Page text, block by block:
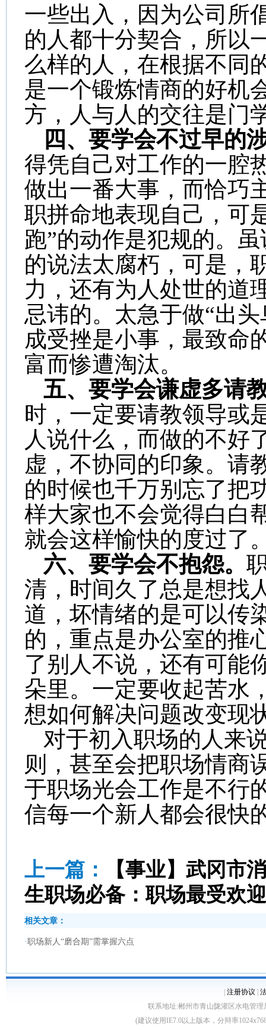
一些出入，因为公司所
的人都十分契合，所以
么样的人，在根据不同
是一个锻炼情商的好机
方，人与人的交往是门
四、要学会不过早的
得凭自己对工作的一腔
做出一番大事，而恰巧
职拼命地表现自己，可
跑”的动作是犯规的。
的说法太腐朽，可是，
力，还有为人处世的道
忌讳的。太急于做“出
成受挫是小事，最致命
富而惨遭淘汰。
五、要学会谦虚多请
时，一定要请教领导或
人说什么，而做的不好
虚，不协同的印象。请
的时候也千万别忘了把
样大家也不会觉得白白
就会这样愉快的度过了
六、要学会不抱怨。
清，时间久了总是想找
道，坏情绪的是可以传
的，重点是办公室的推
了别人不说，还有可能
朵里。一定要收起苦水
想如何解决问题改变现
对于初入职场的人来
则，甚至会把职场情商
于职场光会工作是不行
信每一个新人都会很快
上一篇：
【事业】武冈市
生职场必备：职场最受欢
相关文章：
·职场新人“磨合期”需掌握六点
注册协议
联系地址:郴州市青山陇灌区水电管理
(建议使用IE7.0以上版本，分辩率